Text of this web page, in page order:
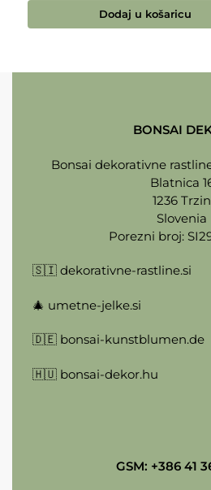
Dodaj u košaricu
BONSAI
Bonsai dekorativne
Blatnica
1236 Trzin
Slovenia
Porezni broj:
🇸🇮 dekorativne-rastline.si
🎄 umetne-jelke.si
🇩🇪 bonsai-kunstblumen.de
🇭🇺 bonsai-dekor.hu
GSM: +386 41